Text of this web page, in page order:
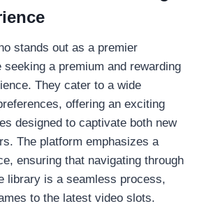
stands out as a premier
a premium and rewarding
They cater to a wide
offering an exciting
designed to captivate both new
The platform emphasizes a
ensuring that navigating through
library is a seamless process,
to the latest video slots.